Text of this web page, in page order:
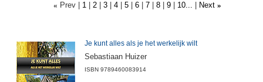
« Prev 1 2 3 4 5 6 7 8 9 10... Next »
Je kunt alles als je het werkelijk wilt
Sebastiaan Huizer
ISBN 9789460083914